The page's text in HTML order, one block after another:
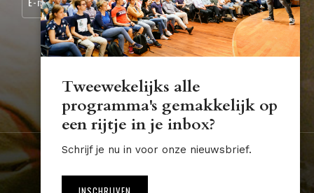
STUDIUM.GENERALE@TUE.NL
Nederland
Tweewekelijks alle
programma's gemakkelijk op
een rijtje in je inbox?
Schrijf je nu in voor onze nieuwsbrief.